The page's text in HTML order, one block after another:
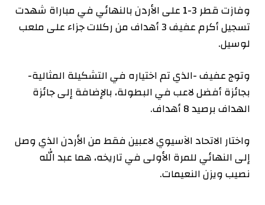
وفازت قطر 3-1 على الأردن بالنهائي في مباراة شهدت
تسجيل أكرم عفيف 3 أهداف من ركلات جزاء على ملعب
لوسيل.
وتوج عفيف -الذي تم اختياره في التشكيلة المثالية-
بجائزة أفضل لاعب في البطولة، بالإضافة إلى جائزة
الهداف برصيد 8 أهداف.
واختار الاتحاد الآسيوي لاعبين فقط من الأردن الذي وصل
إلى النهائي للمرة الأولى في تاريخه، هما عبد الله
نصيب ويزن النعيمات.